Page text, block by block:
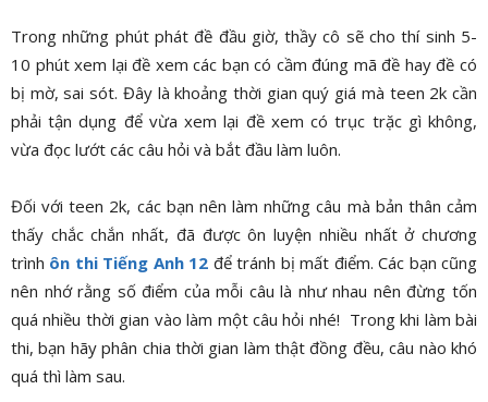
Trong những phút phát đề đầu giờ, thầy cô sẽ cho thí sinh 5-
10 phút xem lại đề xem các bạn có cầm đúng mã đề hay đề có
bị mờ, sai sót. Đây là khoảng thời gian quý giá mà teen 2k cần
phải tận dụng để vừa xem lại đề xem có trục trặc gì không,
vừa đọc lướt các câu hỏi và bắt đầu làm luôn.
Đối với teen 2k, các bạn nên làm những câu mà bản thân cảm
thấy chắc chắn nhất, đã được ôn luyện nhiều nhất ở chương
trình ôn thi Tiếng Anh 12 để tránh bị mất điểm. Các bạn cũng
nên nhớ rằng số điểm của mỗi câu là như nhau nên đừng tốn
quá nhiều thời gian vào làm một câu hỏi nhé! Trong khi làm bài
thi, bạn hãy phân chia thời gian làm thật đồng đều, câu nào khó
quá thì làm sau.